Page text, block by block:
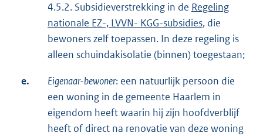
4.5.2. Subsidieverstrekking in de Regeling
nationale EZ-, LVVN- KGG-subsidies, die
bewoners zelf toepassen. In deze regeling is
alleen schuindakisolatie (binnen) toegestaan;
e. Eigenaar-bewoner: een natuurlijk persoon die
een woning in de gemeente Haarlem in
eigendom heeft waarin hij zijn hoofdverblijf
heeft of direct na renovatie van deze woning